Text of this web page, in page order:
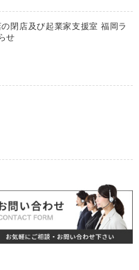
閉店及び起業家支援室 福岡ラ
せ